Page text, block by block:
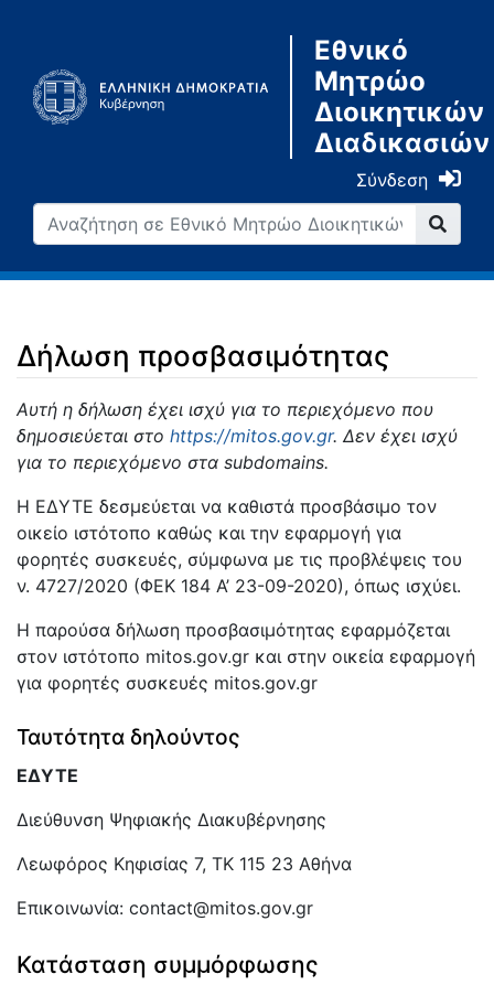
Εθνικό
Μητρώο
Διοικητικών
Διαδικασιών
Σύνδεση
Δήλωση προσβασιμότητας
Μετάβαση σε:πλοήγηση, αναζήτηση
Αυτή η δήλωση έχει ισχύ για το περιεχόμενο που
δημοσιεύεται στο https://mitos.gov.gr. Δεν έχει ισχύ
για το περιεχόμενο στα subdomains.
Η ΕΔΥΤΕ δεσμεύεται να καθιστά προσβάσιμο τον
οικείο ιστότοπο καθώς και την εφαρμογή για
φορητές συσκευές, σύμφωνα με τις προβλέψεις του
ν. 4727/2020 (ΦΕΚ 184 Α’ 23-09-2020), όπως ισχύει.
Η παρούσα δήλωση προσβασιμότητας εφαρμόζεται
στον ιστότοπο mitos.gov.gr και στην οικεία εφαρμογή
για φορητές συσκευές mitos.gov.gr
Ταυτότητα δηλούντος
ΕΔΥΤΕ
Διεύθυνση Ψηφιακής Διακυβέρνησης
Λεωφόρος Κηφισίας 7, ΤΚ 115 23 Αθήνα
Επικοινωνία: contact@mitos.gov.gr
Κατάσταση συμμόρφωσης